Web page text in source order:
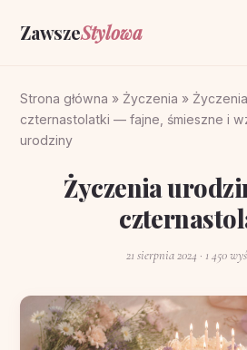
ZawszeStylowa
Życzenia
Strona główna » Życzenia »
czternastolatki — fajne, śmieszne i
urodziny
Życzenia
21 sierpnia 2024 · 1 450